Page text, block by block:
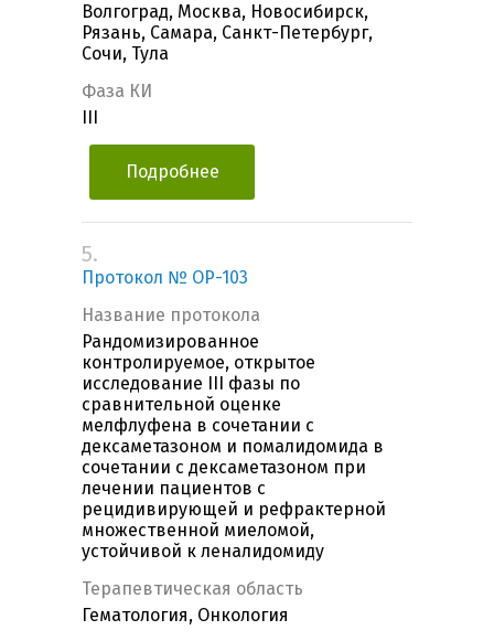
Волгоград, Москва, Новосибирск,
Рязань, Самара, Санкт-Петербург,
Сочи, Тула
Фаза КИ
Подробнее
5.
Протокол № OP-103
Название протокола
Рандомизированное
контролируемое, открытое
исследование III фазы по
сравнительной оценке
мелфлуфена в сочетании с
дексаметазоном и помалидомида в
сочетании с дексаметазоном при
лечении пациентов c
рецидивирующей и рефрактерной
множественной миеломой,
устойчивой к леналидомиду
Терапевтическая область
Гематология, Онкология